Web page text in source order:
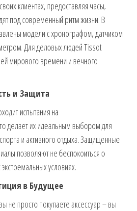
клиентах, предоставляя часы,
под современный ритм жизни. В
модели с хронографом, датчиком
Для деловых людей Tissot
мирового времени и вечного
и Защита
испытания на
делает их идеальным выбором для
и активного отдыха. Защищенные
позволяют не беспокоиться о
условиях.
в Будущее
не просто покупаете аксессуар – вы